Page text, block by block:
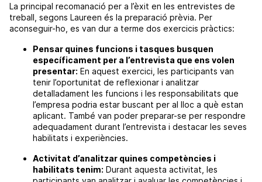
La principal recomanació per a l’èxit en les entrevistes de
treball, segons Laureen és la preparació prèvia. Per
aconseguir-ho, es van dur a terme dos exercicis pràctics:
Pensar quines funcions i tasques busquen
específicament per a l’entrevista que ens volen
presentar: En aquest exercici, les participants van
tenir l’oportunitat de reflexionar i analitzar
detalladament les funcions i les responsabilitats que
l’empresa podria estar buscant per al lloc a què estan
aplicant. També van poder preparar-se per respondre
adequadament durant l’entrevista i destacar les seves
habilitats i experiències.
Activitat d’analitzar quines competències i
habilitats tenim: Durant aquesta activitat, les